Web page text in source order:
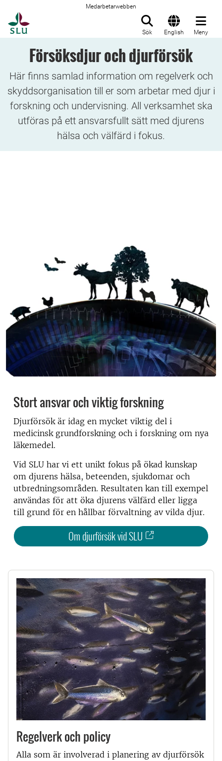
Medarbetarwebben
Sök English Meny
Försöksdjur och djurförsök
Här finns samlad information om regelverk och
skyddsorganisation till er som arbetar med djur i
forskning och undervisning. All verksamhet ska
utföras på ett ansvarsfullt sätt med djurens
hälsa och välfärd i fokus.
Stort ansvar och viktig forskning
Djurförsök är idag en mycket viktig del i
medicinsk grundforskning och i forskning om nya
läkemedel.
Vid SLU har vi ett unikt fokus på ökad kunskap
om djurens hälsa, beteenden, sjukdomar och
utbredningsområden. Resultaten kan till exempel
användas för att öka djurens välfärd eller ligga
till grund för en hållbar förvaltning av vilda djur.
Om djurförsök vid SLU
Regelverk och policy
Alla som är involverad i planering av djurförsök